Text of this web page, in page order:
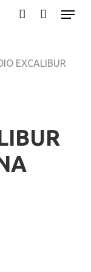
Menu
EXCALIBURMenu